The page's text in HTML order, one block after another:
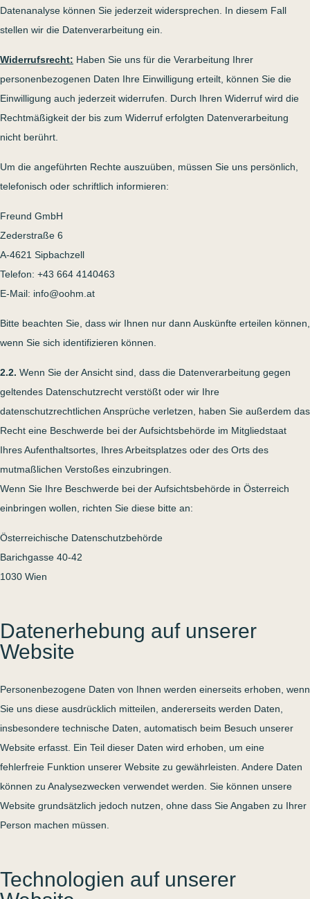
Datenanalyse können Sie jederzeit widersprechen. In diesem Fall
stellen wir die Datenverarbeitung ein.
Widerrufsrecht: Haben Sie uns für die Verarbeitung Ihrer
personenbezogenen Daten Ihre Einwilligung erteilt, können Sie die
Einwilligung auch jederzeit widerrufen. Durch Ihren Widerruf wird die
Rechtmäßigkeit der bis zum Widerruf erfolgten Datenverarbeitung
nicht berührt.
Um die angeführten Rechte auszuüben, müssen Sie uns persönlich,
telefonisch oder schriftlich informieren:
Freund GmbH
Zederstraße 6
A-4621 Sipbachzell
Telefon: +43 664 4140463
E-Mail: info@oohm.at
Bitte beachten Sie, dass wir Ihnen nur dann Auskünfte erteilen können,
wenn Sie sich identifizieren können.
2.2. Wenn Sie der Ansicht sind, dass die Datenverarbeitung gegen
geltendes Datenschutzrecht verstößt oder wir Ihre
datenschutzrechtlichen Ansprüche verletzen, haben Sie außerdem das
Recht eine Beschwerde bei der Aufsichtsbehörde im Mitgliedstaat
Ihres Aufenthaltsortes, Ihres Arbeitsplatzes oder des Orts des
mutmaßlichen Verstoßes einzubringen.
Wenn Sie Ihre Beschwerde bei der Aufsichtsbehörde in Österreich
einbringen wollen, richten Sie diese bitte an:
Österreichische Datenschutzbehörde
Barichgasse 40-42
1030 Wien
Datenerhebung auf unserer
Website
Personenbezogene Daten von Ihnen werden einerseits erhoben, wenn
Sie uns diese ausdrücklich mitteilen, andererseits werden Daten,
insbesondere technische Daten, automatisch beim Besuch unserer
Website erfasst. Ein Teil dieser Daten wird erhoben, um eine
fehlerfreie Funktion unserer Website zu gewährleisten. Andere Daten
können zu Analysezwecken verwendet werden. Sie können unsere
Website grundsätzlich jedoch nutzen, ohne dass Sie Angaben zu Ihrer
Person machen müssen.
Technologien auf unserer